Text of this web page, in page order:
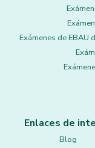
Exámenes de EBAU
Enlaces de
Blog